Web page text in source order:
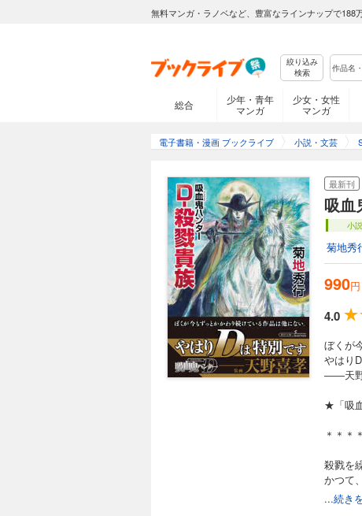
無料マンガ・ラノベなど、豊富なラインナップで188
絞り込み
検索
総合
少年・青年
マンガ
少女・女性
マンガ
電子書籍・漫画 ブックライブ 小説・文芸
最新刊
吸
小
菊地秀
990
4.0
ぼくが
やはり
――天野
★「吸
＊＊＊
殺戮を
かつて
――シ
...続き
858円 (税込)
空翔ける人々が暮ら
となったハイランド公
を依頼されるが……。
吸血鬼ハンター34
814円 (税込)
美貌の吸血鬼ハンター
く、北部辺境地区の街
無法の街だった。
吸血鬼ハンター35
814円 (税込)
寒村で暮らすエマのも
したいという。エマの
た足を踏み入れる。
吸血鬼ハンター36
神秘の山“冥府山”に
頼されたＤもまた山
正体、そして目的はい